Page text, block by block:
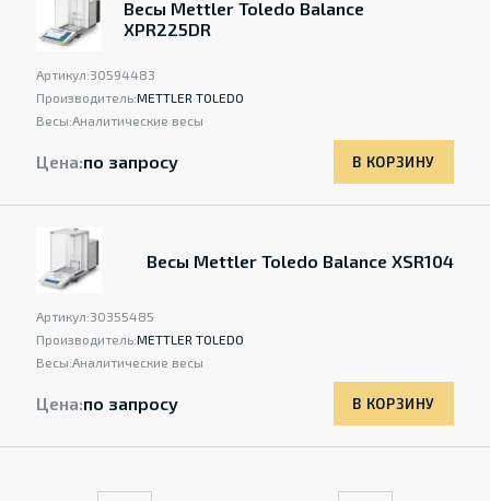
Весы Mettler Toledo Balance
XPR225DR
Артикул:30594483
Производитель:METTLER TOLEDO
Весы:Аналитические весы
Цена:по запросу В КОРЗИНУ
Весы Mettler Toledo Balance XSR104
Артикул:30355485
Производитель:METTLER TOLEDO
Весы:Аналитические весы
Цена:по запросу В КОРЗИНУ